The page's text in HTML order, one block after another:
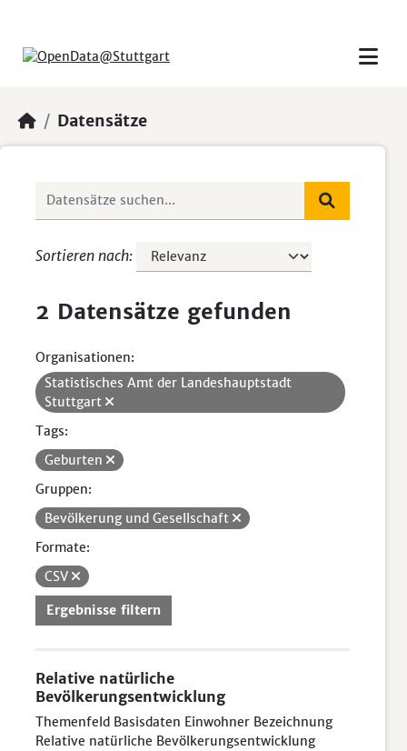
Datensätze
Sortieren nach
2 Datensätze gefunden
Organisationen:
Statistisches Amt der Landeshauptstadt
Stuttgart
Tags:
Geburten
Gruppen:
Bevölkerung und Gesellschaft
Formate:
CSV
Ergebnisse filtern
Relative natürliche
Bevölkerungsentwicklung
Themenfeld Basisdaten Einwohner Bezeichnung
Relative natürliche Bevölkerungsentwicklung